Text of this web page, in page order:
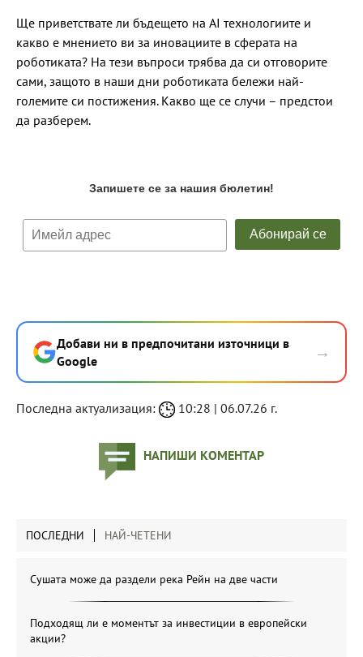
Ще приветствате ли бъдещето на AI технологиите и
какво е мнението ви за иновациите в сферата на
роботиката? На тези въпроси трябва да си отговорите
сами, защото в наши дни роботиката бележи най-
големите си постижения. Какво ще се случи – предстои
да разберем.
Добави ни в предпочитани източници в
Google
→
Последна актуализация: 10:28 | 06.07.26 г.
НАПИШИ КОМЕНТАР
ПОСЛЕДНИ НАЙ-ЧЕТЕНИ
Сушата може да раздели река Рейн на две части
Подходящ ли е моментът за инвестиции в европейски
акции?